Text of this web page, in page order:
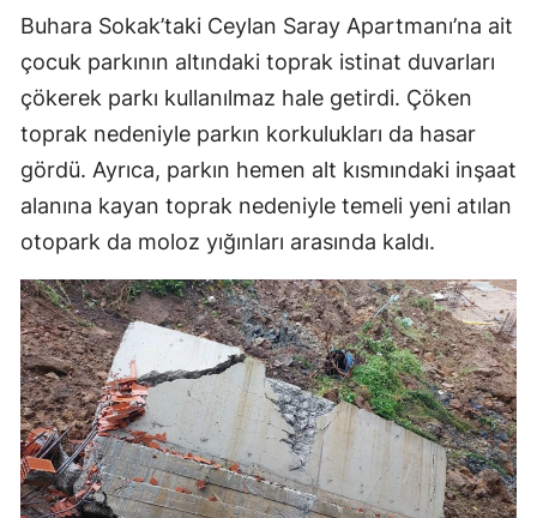
Buhara Sokak’taki Ceylan Saray Apartmanı’na ait
çocuk parkının altındaki toprak istinat duvarları
çökerek parkı kullanılmaz hale getirdi. Çöken
toprak nedeniyle parkın korkulukları da hasar
gördü. Ayrıca, parkın hemen alt kısmındaki inşaat
alanına kayan toprak nedeniyle temeli yeni atılan
otopark da moloz yığınları arasında kaldı.